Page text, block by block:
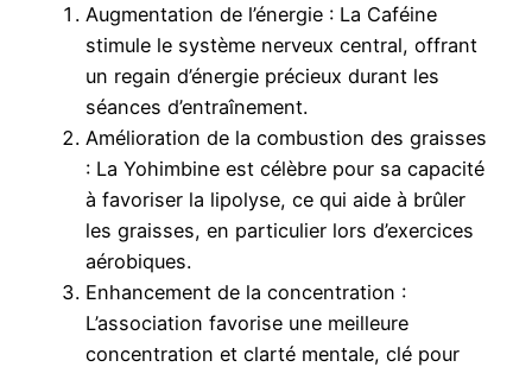
Augmentation de l’énergie : La Caféine
stimule le système nerveux central, offrant
un regain d’énergie précieux durant les
séances d’entraînement.
Amélioration de la combustion des graisses
: La Yohimbine est célèbre pour sa capacité
à favoriser la lipolyse, ce qui aide à brûler
les graisses, en particulier lors d’exercices
aérobiques.
Enhancement de la concentration :
L’association favorise une meilleure
concentration et clarté mentale, clé pour